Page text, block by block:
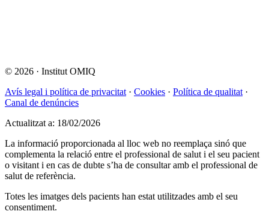
© 2026 · Institut OMIQ
Avís legal i política de privacitat · Cookies · Política de qualitat ·
Canal de denúncies
Actualitzat a: 18/02/2026
La informació proporcionada al lloc web no reemplaça sinó que
complementa la relació entre el professional de salut i el seu pacient
o visitant i en cas de dubte s’ha de consultar amb el professional de
salut de referència.
Totes les imatges dels pacients han estat utilitzades amb el seu
consentiment.